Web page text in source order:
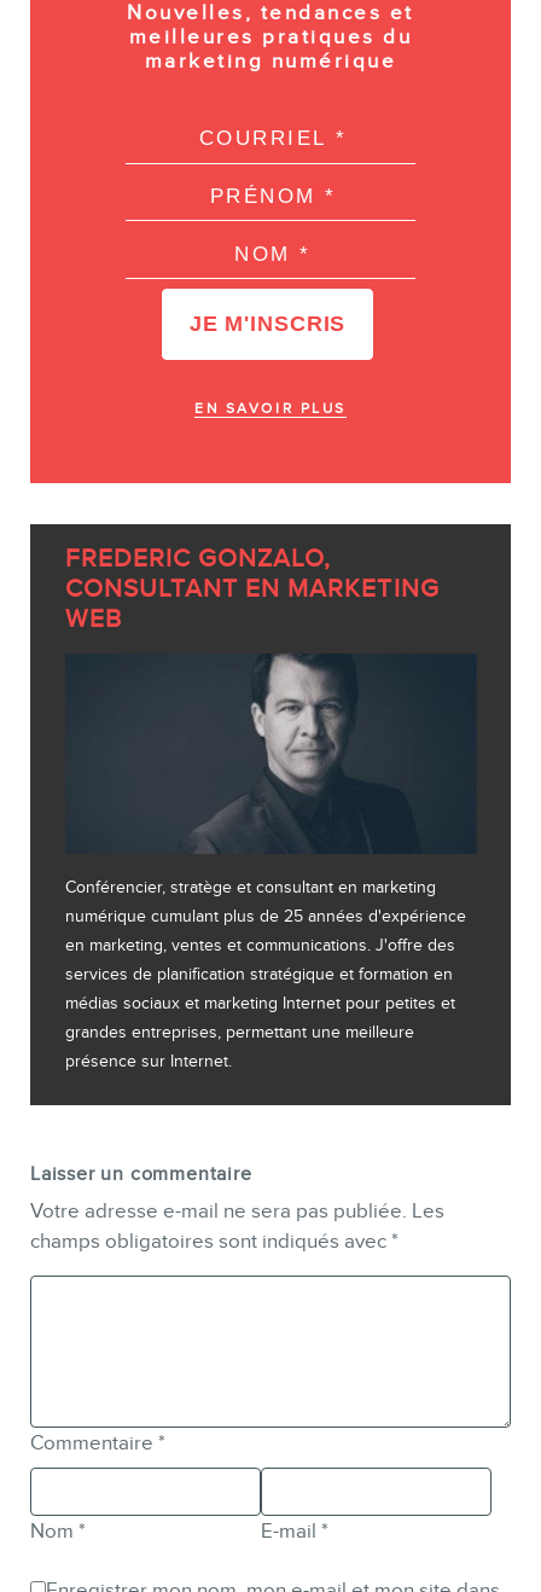
Nouvelles, tendances et
meilleures pratiques du
marketing numérique
EN SAVOIR PLUS
FREDERIC GONZALO,
CONSULTANT EN MARKETING
WEB
Conférencier, stratège et consultant en marketing
numérique cumulant plus de 25 années d'expérience
en marketing, ventes et communications. J'offre des
services de planification stratégique et formation en
médias sociaux et marketing Internet pour petites et
grandes entreprises, permettant une meilleure
présence sur Internet.
Laisser un commentaire
Votre adresse e-mail ne sera pas publiée. Les
champs obligatoires sont indiqués avec *
Commentaire *
Nom * E-mail *